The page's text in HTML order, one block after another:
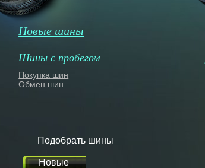
Новые шины
Шины с пробегом
Покупка шин
Обмен шин
Подобрать шины
Новые